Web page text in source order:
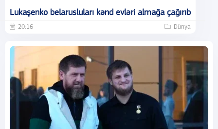
Lukaşenko belarusluları kənd evləri almağa çağırıb
20:16 Dünya